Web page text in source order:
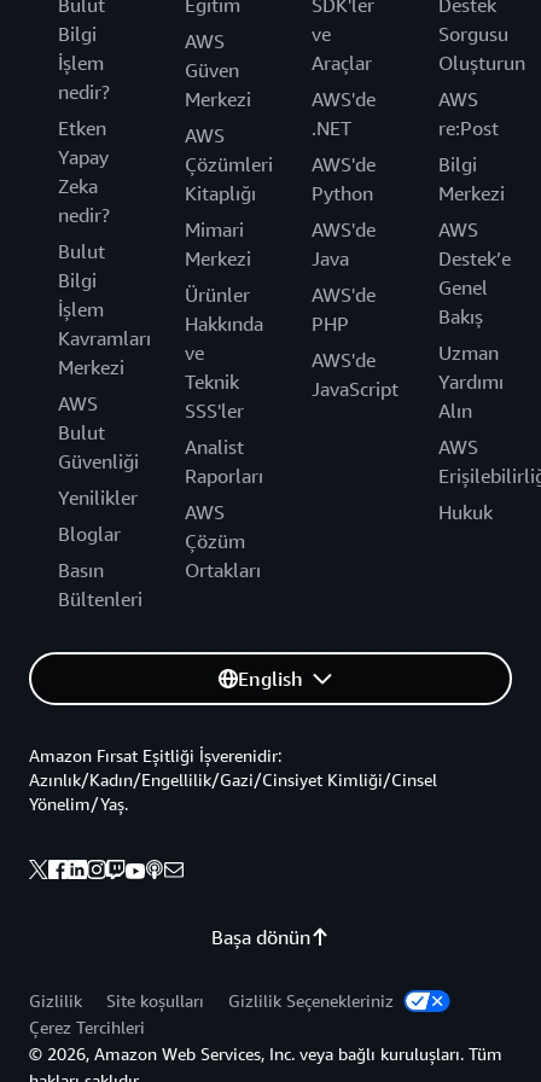
Bulut
Bilgi
İşlem
nedir?
Etken
Yapay
Zeka
nedir?
Bulut
Bilgi
İşlem
Kavramları
Merkezi
AWS
Bulut
Güvenliği
Yenilikler
Bloglar
Basın
Bültenleri
Eğitim
AWS
Güven
Merkezi
AWS
Çözümleri
Kitaplığı
Mimari
Merkezi
Ürünler
Hakkında
ve
Teknik
SSS'ler
Analist
Raporları
AWS
Çözüm
Ortakları
SDK'ler
ve
Araçlar
AWS'de
.NET
AWS'de
Python
AWS'de
Java
AWS'de
PHP
AWS'de
JavaScript
Destek
Sorgusu
Oluşturun
AWS
re:Post
Bilgi
Merkezi
AWS
Destek’e
Genel
Bakış
Uzman
Yardımı
Alın
AWS
Hukuk
English
Başa dönün
Amazon Fırsat Eşitliği İşverenidir:
Azınlık/Kadın/Engellilik/Gazi/Cinsiyet Kimliği/Cinsel
Yönelim/Yaş.
Gizlilik Site koşulları
Gizlilik Seçenekleriniz
Çerez Tercihleri
© 2026, Amazon Web Services, Inc. veya bağlı kuruluşları. Tüm